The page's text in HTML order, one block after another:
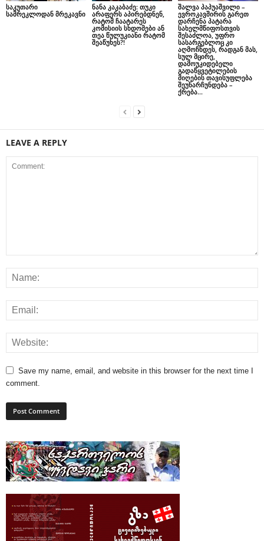
საკუთარი
სამრეკლოდან მრეკავნი
ნანა კაკაბაძე: თუკი
არაფერს აპირებდნენ,
რატომ ჩაატარეს
კომისიის სხდომები ან
თეა წულუკიანი რატომ
შეაწუხეს?!
შალვა პაპუაშვილი –
ევროკავშირის გარეთ
დარჩენა პატარა
სახელმწიფოსთვის
შესაძლოა, უფრო
სასარგებლოც კი
აღმოჩნდეს, რადგან მას,
სულ მცირე,
დამოუკიდებელი
გადაწყვეტილების
მიღების თავისუფლება
შეუნარჩუნდება –
ქრება...
LEAVE A REPLY
Save my name, email, and website in this browser for the next time I
comment.